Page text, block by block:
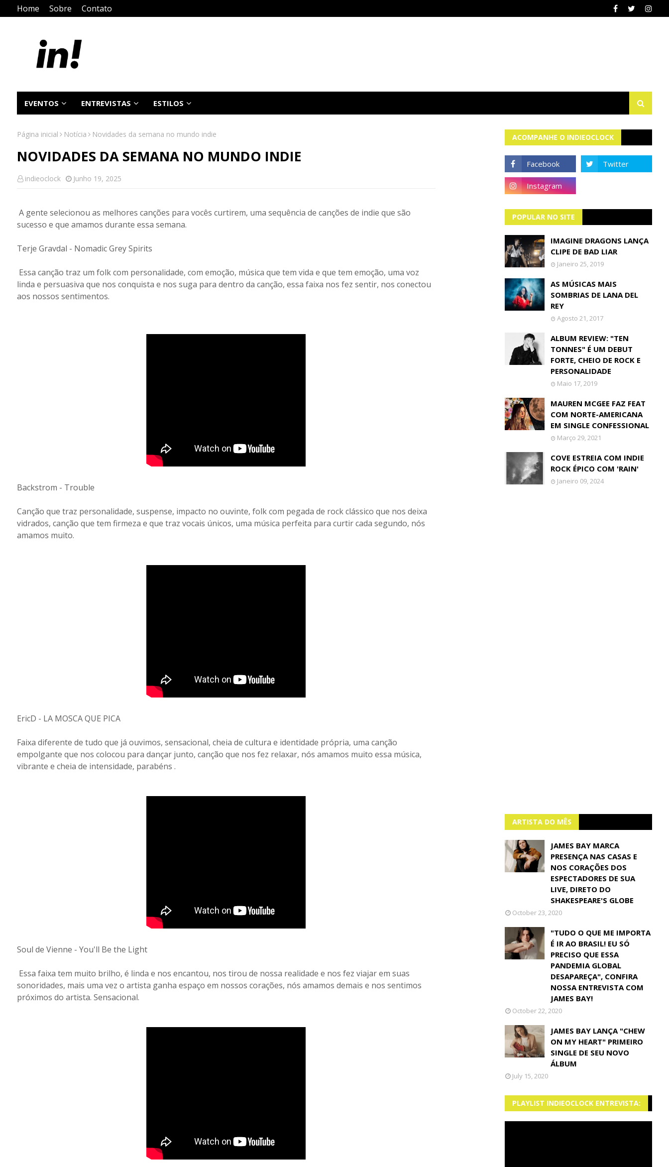
Home Sobre Contato
EVENTOS ENTREVISTAS ESTILOS
Página inicial Notícia Novidades da semana no mundo indie
NOVIDADES DA SEMANA NO MUNDO INDIE
indieoclock Junho 19, 2025
A gente selecionou as melhores canções para vocês curtirem, uma sequência de canções de indie que são
sucesso e que amamos durante essa semana.
Terje Gravdal - Nomadic Grey Spirits
Essa canção traz um folk com personalidade, com emoção, música que tem vida e que tem emoção, uma voz
linda e persuasiva que nos conquista e nos suga para dentro da canção, essa faixa nos fez sentir, nos conectou
aos nossos sentimentos.
Backstrom - Trouble
Canção que traz personalidade, suspense, impacto no ouvinte, folk com pegada de rock clássico que nos deixa
vidrados, canção que tem firmeza e que traz vocais únicos, uma música perfeita para curtir cada segundo, nós
amamos muito.
EricD - LA MOSCA QUE PICA
Faixa diferente de tudo que já ouvimos, sensacional, cheia de cultura e identidade própria, uma canção
empolgante que nos colocou para dançar junto, canção que nos fez relaxar, nós amamos muito essa música,
vibrante e cheia de intensidade, parabéns .
Soul de Vienne - You'll Be the Light
Essa faixa tem muito brilho, é linda e nos encantou, nos tirou de nossa realidade e nos fez viajar em suas
sonoridades, mais uma vez o artista ganha espaço em nossos corações, nós amamos demais e nos sentimos
próximos do artista. Sensacional.
ACOMPANHE O INDIEOCLOCK
POPULAR NO SITE
IMAGINE DRAGONS LANÇA
CLIPE DE BAD LIAR
Janeiro 25, 2019
AS MÚSICAS MAIS
SOMBRIAS DE LANA DEL
REY
Agosto 21, 2017
ALBUM REVIEW: "TEN
TONNES" É UM DEBUT
FORTE, CHEIO DE ROCK E
PERSONALIDADE
Maio 17, 2019
MAUREN MCGEE FAZ FEAT
COM NORTE-AMERICANA
EM SINGLE CONFESSIONAL
Março 29, 2021
COVE ESTREIA COM INDIE
ROCK ÉPICO COM 'RAIN'
Janeiro 09, 2024
ARTISTA DO MÊS
JAMES BAY MARCA
PRESENÇA NAS CASAS E
NOS CORAÇÕES DOS
ESPECTADORES DE SUA
LIVE, DIRETO DO
SHAKESPEARE'S GLOBE
October 23, 2020
"TUDO O QUE ME IMPORTA
É IR AO BRASIL! EU SÓ
PRECISO QUE ESSA
PANDEMIA GLOBAL
DESAPAREÇA", CONFIRA
NOSSA ENTREVISTA COM
JAMES BAY!
October 22, 2020
JAMES BAY LANÇA "CHEW
ON MY HEART" PRIMEIRO
SINGLE DE SEU NOVO
ÁLBUM
July 15, 2020
PLAYLIST INDIEOCLOCK ENTREVISTA: